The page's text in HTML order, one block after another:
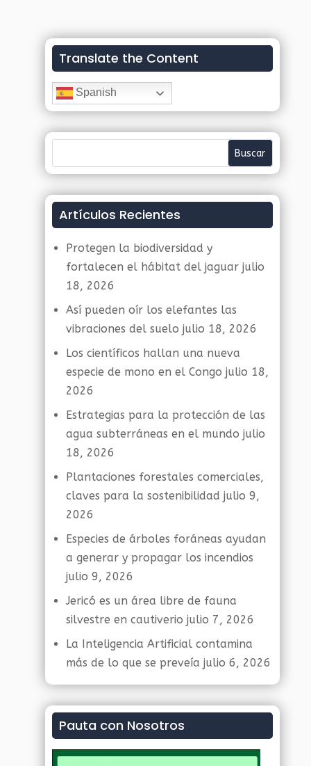
Translate the Content
Spanish
Artículos Recientes
Protegen la biodiversidad y
fortalecen el hábitat del jaguar julio
18, 2026
Así pueden oír los elefantes las
vibraciones del suelo julio 18, 2026
Los científicos hallan una nueva
especie de mono en el Congo julio 18,
2026
Estrategias para la protección de las
agua subterráneas en el mundo julio
18, 2026
Plantaciones forestales comerciales,
claves para la sostenibilidad julio 9,
2026
Especies de árboles foráneas ayudan
a generar y propagar los incendios
julio 9, 2026
Jericó es un área libre de fauna
silvestre en cautiverio julio 7, 2026
La Inteligencia Artificial contamina
más de lo que se preveía julio 6, 2026
Pauta con Nosotros